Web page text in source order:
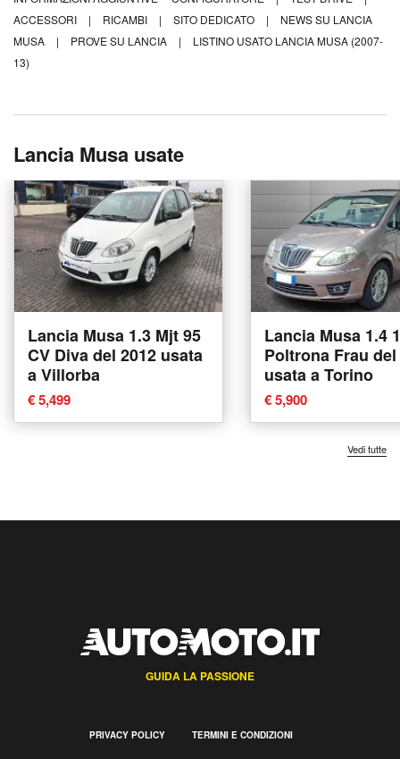
ACCESSORI
| RICAMBI | SITO DEDICATO |
NEWS SU LANCIA
MUSA
| PROVE SU LANCIA |
LISTINO USATO LANCIA MUSA (2007-
13)
Lancia Musa usate
Lancia Musa 1.3 Mjt 95
CV Diva del 2012 usata
a Villorba
€ 5,499
Lancia Musa 1.4
Poltrona Frau del
usata a Torino
€ 5,900
Vedi tutte
GUIDA LA PASSIONE
PRIVACY POLICY TERMINI E CONDIZIONI